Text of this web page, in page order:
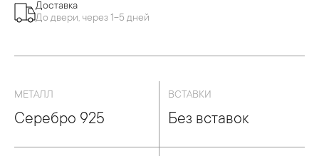
Доставка
До двери, через 1-5 дней
МЕТАЛЛ
Серебро 925
ВСТАВКИ
Без вставок